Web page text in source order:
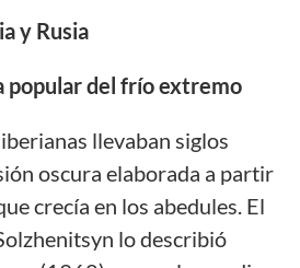
y Rusia
popular del frío extremo
llevaban siglos
oscura elaborada a partir
crecía en los abedules. El
lo describió